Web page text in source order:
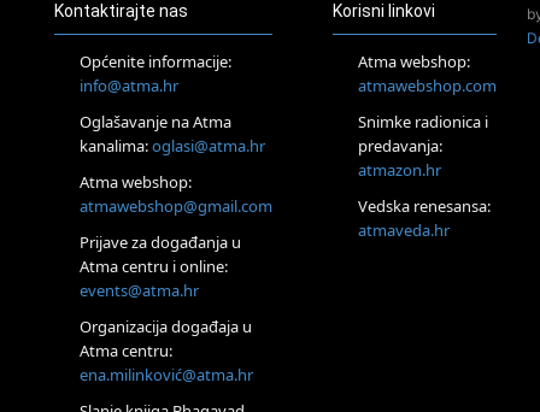
Pjesma srca / Zagreb
Tečaj Višeg Vodstva, razvijanja intuicije i Akaša zapisa
Online
Upisi u program Profesionalni hipnoterapeut — nova
Online
Postanite Nositelj Vibracije Nove Zemlje
Visoko
Alemka Dauskardt – Jednodnevna radionica sistemskih
konstelacija
Zagreb
Kontaktirajte nas
Općenite informacije:
info@atma.hr
Oglašavanje na Atma
kanalima:oglasi@atma.hr
Atma webshop:
atmawebshop@gmail.com
Prijave za događanja u
Atma centru i online:
events@atma.hr
Organizacija događaja u
Atma centru:
ena.milinković@atma.hr
Korisni linkovi
Atma webshop:
atmawebshop.com
Snimke radionica i
predavanja:
atmazon.hr
Vedska renesansa:
atmaveda.hr